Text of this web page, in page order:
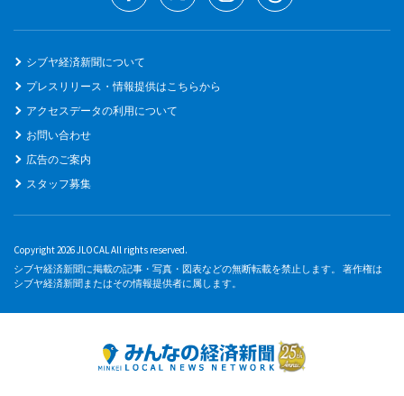
シブヤ経済新聞について
プレスリリース・情報提供はこちらから
アクセスデータの利用について
お問い合わせ
広告のご案内
スタッフ募集
Copyright 2026 JLOCAL All rights reserved.
シブヤ経済新聞に掲載の記事・写真・図表などの無断転載を禁止します。 著作権は
シブヤ経済新聞またはその情報提供者に属します。